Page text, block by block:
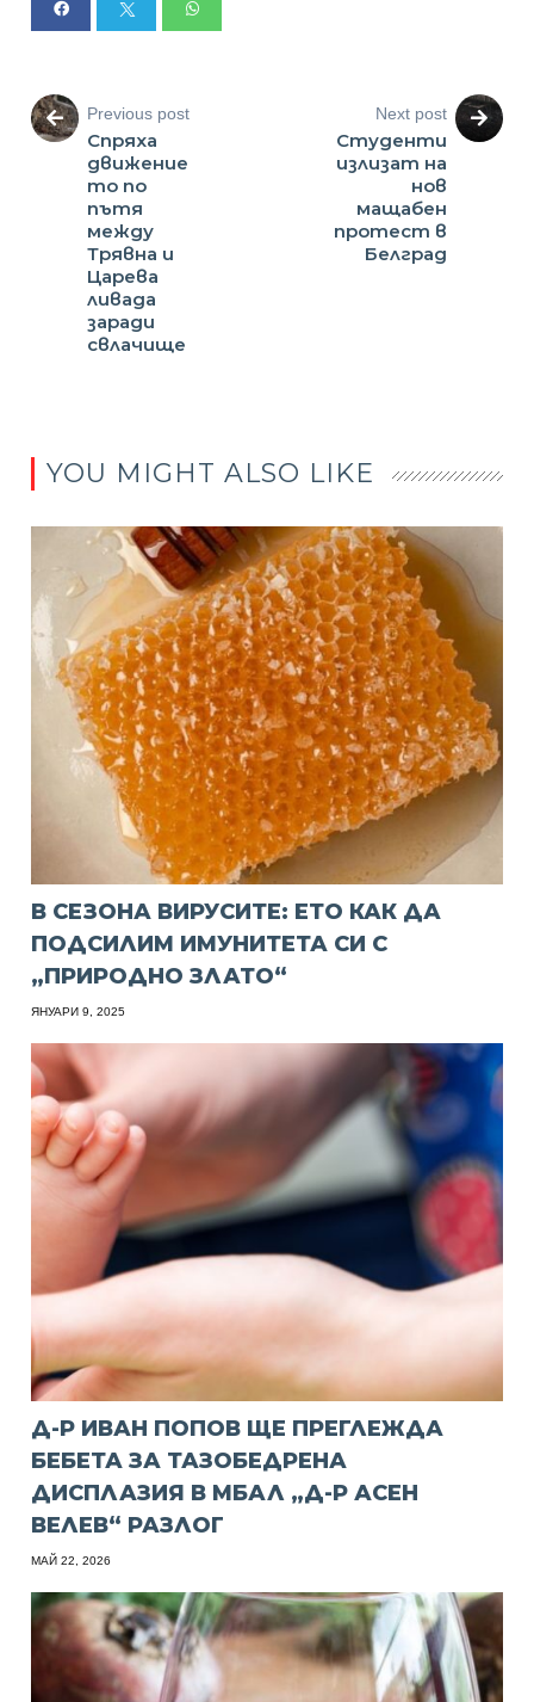
Previous post
Спряха
движение
то по
пътя
между
Трявна и
Царева
ливада
заради
свлачище
Next post
Студенти
излизат на
нов
мащабен
протест в
Белград
YOU MIGHT ALSO LIKE
В СЕЗОНА ВИРУСИТЕ: ЕТО КАК ДА
ПОДСИЛИМ ИМУНИТЕТА СИ С
„ПРИРОДНО ЗЛАТО“
ЯНУАРИ 9, 2025
Д-Р ИВАН ПОПОВ ЩЕ ПРЕГЛЕЖДА
БЕБЕТА ЗА ТАЗОБЕДРЕНА
ДИСПЛАЗИЯ В МБАЛ „Д-Р АСЕН
ВЕЛЕВ“ РАЗЛОГ
МАЙ 22, 2026